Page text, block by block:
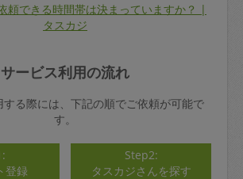
頼できる時間帯は決まっていますか？ |
タスカジ
サービス利用の流れ
する際には、下記の順でご依頼が可能で
す。
登録
Step2:
タスカジさんを探す